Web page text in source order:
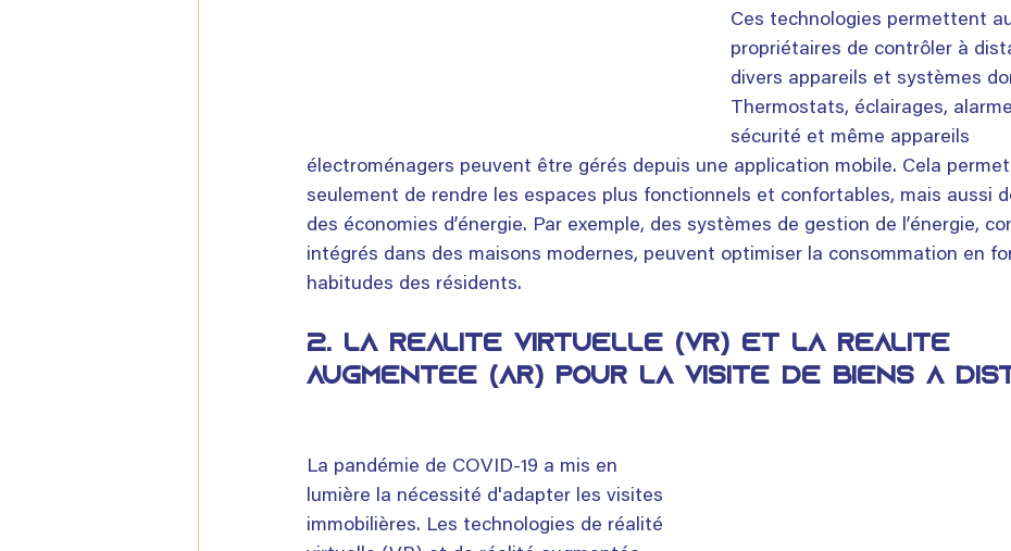
Ces technologies permettent
propriétaires de contrôler à
divers appareils et systèmes
Thermostats, éclairages,
sécurité et même appareils
électroménagers peuvent être gérés depuis une application mobile. Cela
seulement de rendre les espaces plus fonctionnels et confortables, mais aussi
des économies d’énergie. Par exemple, des systèmes de gestion de l’énergie,
intégrés dans des maisons modernes, peuvent optimiser la consommation en
habitudes des résidents.
2. La réalité virtuelle (VR) et la réalité
augmentée (AR) pour la visite de biens à
La pandémie de COVID-19 a mis en
lumière la nécessité d'adapter les visites
immobilières. Les technologies de réalité